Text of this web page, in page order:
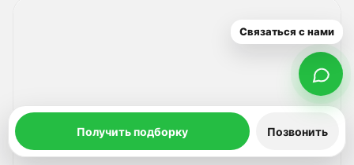
Получить подборку Позвонить
Связаться с нами